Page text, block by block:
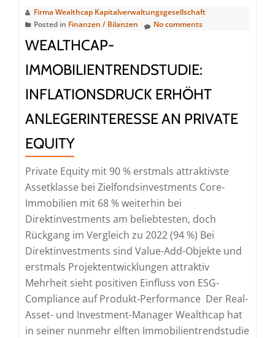
Firma Wealthcap Kapitalverwaltungsgesellschaft
Posted in Finanzen / Bilanzen No comments
WEALTHCAP-
IMMOBILIENTRENDSTUDIE:
INFLATIONSDRUCK ERHÖHT
ANLEGERINTERESSE AN PRIVATE
EQUITY
Private Equity mit 90 % erstmals attraktivste
Assetklasse bei Zielfondsinvestments Core-
Immobilien mit 68 % weiterhin bei
Direktinvestments am beliebtesten, doch
Rückgang im Vergleich zu 2022 (94 %) Bei
Direktinvestments sind Value-Add-Objekte und
erstmals Projektentwicklungen attraktiv
Mehrheit sieht positiven Einfluss von ESG-
Compliance auf Produkt-Performance Der Real-
Asset- und Investment-Manager Wealthcap hat
in seiner nunmehr elften Immobilientrendstudie